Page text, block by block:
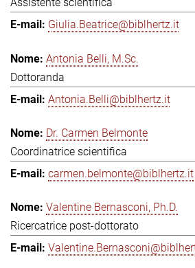
Giulia.Beatrice@biblhertz.it
Antonia Belli, M.Sc.
Dottoranda
Antonia.Belli@biblhertz.it
Dr. Carmen Belmonte
Coordinatrice scientifica
carmen.belmonte@biblhertz.it
Valentine Bernasconi, Ph.D.
Ricercatrice post-dottorato